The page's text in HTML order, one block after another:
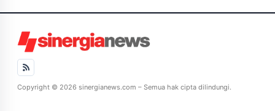
Copyright © 2026 sinergianews.com – Semua hak cipta dilindungi.